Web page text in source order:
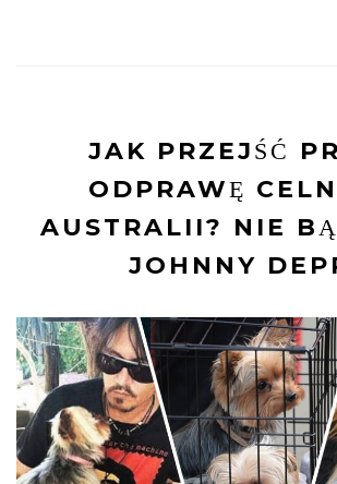
JAK PRZEJŚĆ
ODPRAWĘ
AUSTRALII? NIE
JOHNNY